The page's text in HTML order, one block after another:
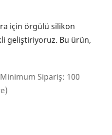
için örgülü silikon
geliştiriyoruz. Bu ürün,
Sipariş: 100